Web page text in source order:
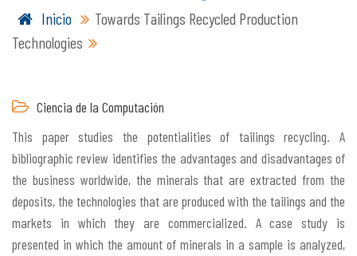
Inicio
Towards Tailings Recycled Production
Technologies
Ciencia de la Computación
This paper studies the potentialities of tailings recycling. A
bibliographic review identifies the advantages and disadvantages of
the business worldwide, the minerals that are extracted from the
deposits, the technologies that are produced with the tailings and the
markets in which they are commercialized. A case study is
presented in which the amount of minerals in a sample is analyzed,